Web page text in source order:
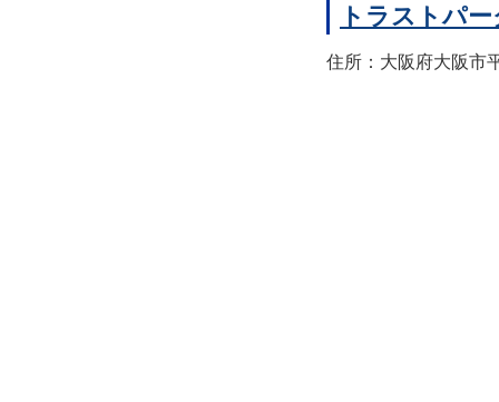
トラストパ
住所：大阪府大阪市